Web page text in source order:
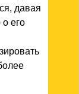
давая
его